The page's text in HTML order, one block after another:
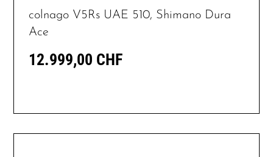
colnago V5Rs UAE 510, Shimano Dura
Ace
12.999,00 CHF